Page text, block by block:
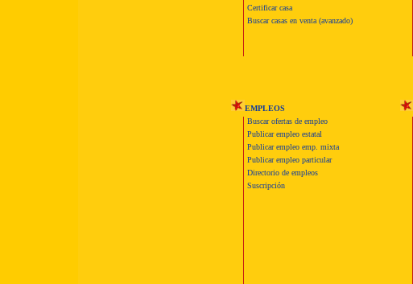
Certificar casa
Buscar casas en venta (avanzado)
EMPLEOS
Buscar ofertas de empleo
Publicar empleo estatal
Publicar empleo emp. mixta
Publicar empleo particular
Directorio de empleos
Suscripción